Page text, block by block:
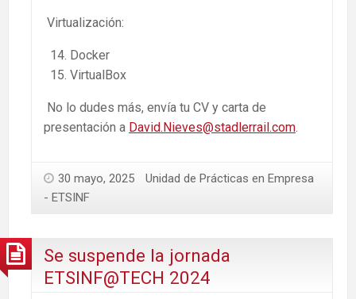
Virtualización:
Docker
VirtualBox
No lo dudes más, envía tu CV y carta de
presentación a David.Nieves@stadlerrail.com.
30 mayo, 2025
Unidad de Prácticas en Empresa
- ETSINF
Se suspende la jornada
ETSINF@TECH 2024